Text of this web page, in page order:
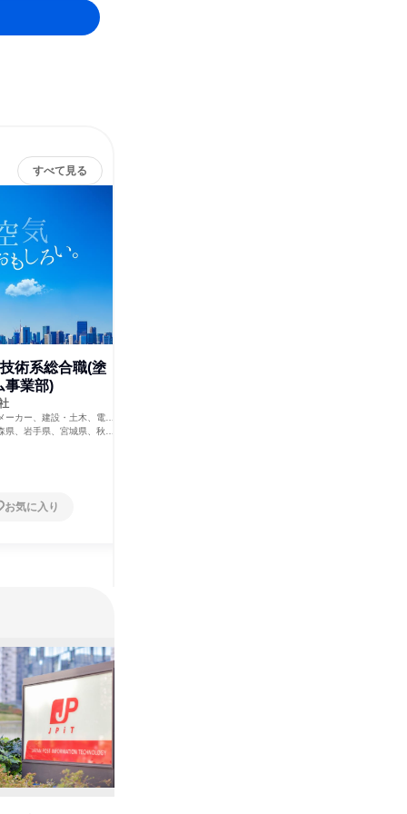
すべて見る
術系総合職(塗
事業部)
ーカー、建設・土木、電
エネルギー
県、岩手県、宮城県、秋田
島根県、岡山県、広島県、
お気に入り